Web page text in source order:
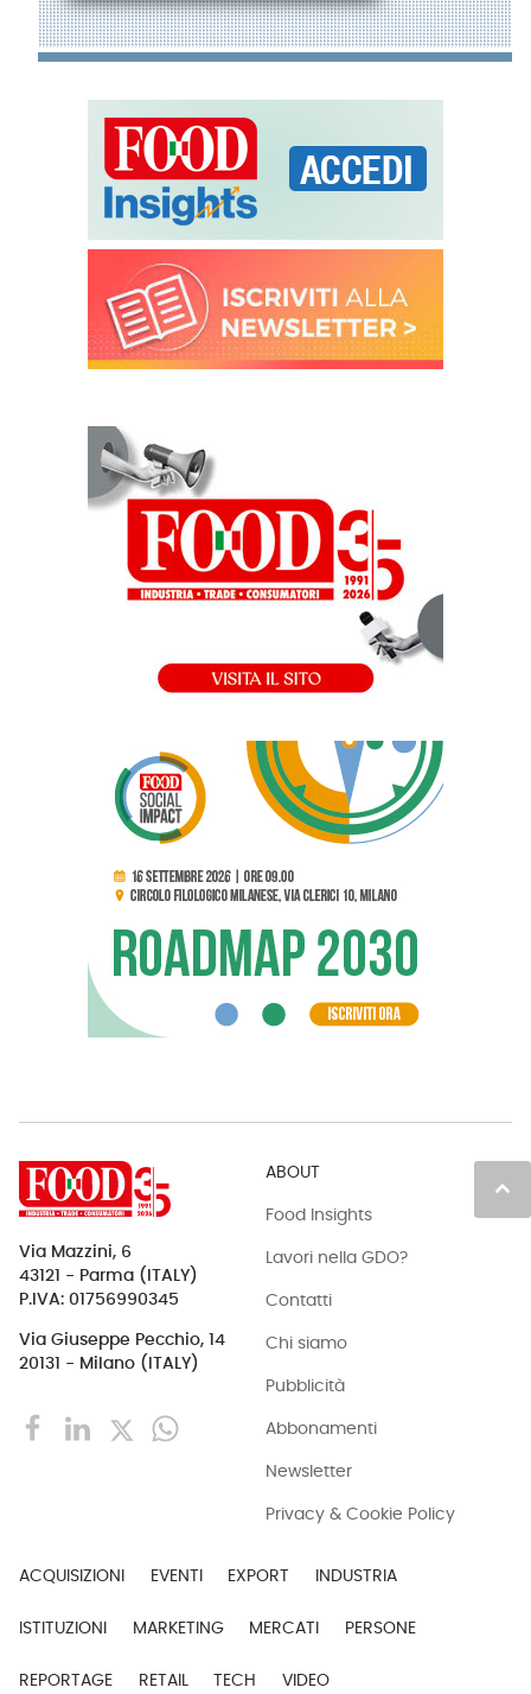
keyboard_arrow_up
Via Mazzini, 6
43121 - Parma (ITALY)
P.IVA: 01756990345
Via Giuseppe Pecchio, 14
20131 - Milano (ITALY)
ABOUT
Food Insights
Lavori nella GDO?
Contatti
Chi siamo
Pubblicità
Abbonamenti
Newsletter
Privacy & Cookie Policy
ACQUISIZIONI EVENTI EXPORT INDUSTRIA
ISTITUZIONI MARKETING MERCATI PERSONE
REPORTAGE RETAIL TECH VIDEO